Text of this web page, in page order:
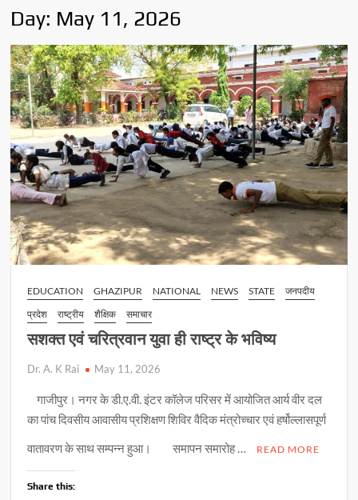
Day: May 11, 2026
EDUCATION GHAZIPUR NATIONAL NEWS STATE
जनपदीय
प्रदेश
राष्ट्रीय शैक्षिक समाचार
सशक्त एवं चरित्रवान युवा ही राष्ट्र के भविष्य
Dr. A. K Rai May 11, 2026
गाजीपुर। नगर के डी.ए.वी. इंटर कॉलेज परिसर में आयोजित आर्य वीर दल
का पांच दिवसीय आवासीय प्रशिक्षण शिविर वैदिक मंत्रोच्चार एवं हर्षोल्लासपूर्ण
वातावरण के साथ सम्पन्न हुआ। समापन समारोह …
READ MORE
Share this: